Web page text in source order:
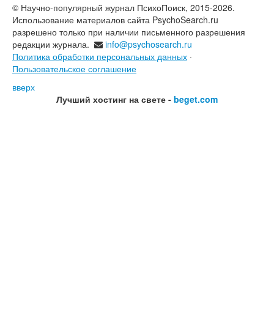
© Научно-популярный журнал ПсихоПоиск, 2015-2026.
Использование материалов сайта PsychoSearch.ru
разрешено только при наличии письменного разрешения
редакции журнала.
info@psychosearch.ru
Политика обработки персональных данных ·
Пользовательское соглашение
вверх
Лучший хостинг на свете - beget.com